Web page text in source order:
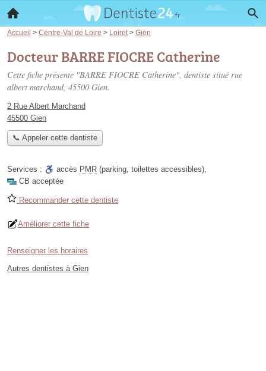
Accueil > Centre-Val de Loire > Loiret > Gien
Docteur BARRE FIOCRE Catherine
Cette fiche présente "BARRE FIOCRE Catherine", dentiste situé rue
albert marchand, 45500 Gien.
2 Rue Albert Marchand
45500 Gien
📞 Appeler cette dentiste
Services : accès PMR (parking, toilettes accessibles),
CB acceptée
Recommander cette dentiste
Améliorer cette fiche
Renseigner les horaires
Autres dentistes à Gien